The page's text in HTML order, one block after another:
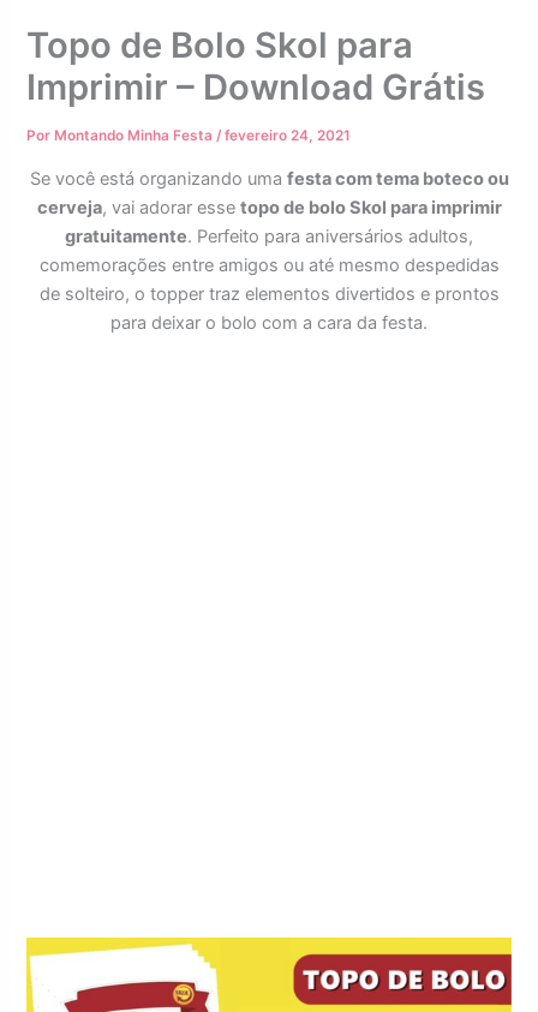
Topo de Bolo Skol para
Imprimir – Download Grátis
Por Montando Minha Festa/fevereiro 24, 2021
Se você está organizando uma festa com tema boteco ou
cerveja, vai adorar esse topo de bolo Skol para imprimir
gratuitamente. Perfeito para aniversários adultos,
comemorações entre amigos ou até mesmo despedidas
de solteiro, o topper traz elementos divertidos e prontos
para deixar o bolo com a cara da festa.